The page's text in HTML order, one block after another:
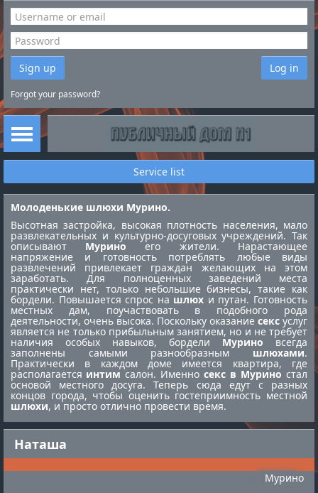
Sign up Log in
Forgot your password?
Service list
Наташа
Мурино
Молоденькие шлюхи Мурино.
Высотная застройка, высокая плотность населения, мало
развлекательных и культурно-досуговых учреждений. Так
описывают Мурино его жители. Нарастающее
напряжение и готовность потреблять любые виды
развлечений привлекает граждан желающих на этом
заработать. Для полноценных заведений места
практически нет, только небольшие бизнесы, такие как
бордели. Повышается спрос на шлюх и путан. Готовность
местных дам, поучаствовать в подобного рода
деятельности, очень высока. Поскольку оказание секс услуг
является не только прибыльным занятием, но и не требует
наличия особых навыков, бордели Мурино всегда
заполнены самыми разнообразным шлюхами.
Практически в каждом доме имеется квартира, где
располагается интим салон. Именно секс в Мурино стал
основой местного досуга. Теперь сюда едут с разных
концов города, чтобы оценить гостеприимность местной
шлюхи, и просто отлично провести время.